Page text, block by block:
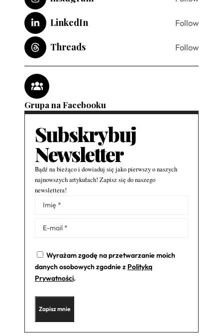
LinkedIn Follow
Threads Follow
Grupa na Facebooku
Subskrybuj
Newsletter
Bądź na bieżąco i dowiaduj się jako pierwszy o naszych
najnowszych artykułach! Zapisz się do naszego
newslettera!
Wyrażam zgodę na przetwarzanie moich
danych osobowych zgodnie z Polityką
Prywatności.
Alternative: